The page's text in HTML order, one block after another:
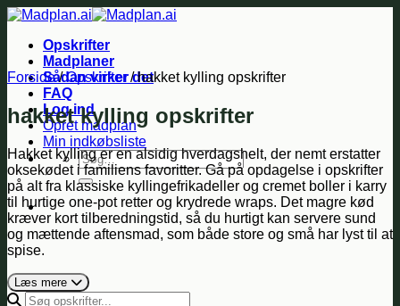
Fortsæt
indholdOpskrifter
Madplaner
Sådan virker det
FAQ
Log ind
Opret madplan
Min indkøbsliste
Søg
efter:
Forside/Opskrifter/hakket kylling opskrifter
hakket kylling opskrifter
Hakket kylling er en alsidig hverdagshelt, der nemt erstatter
oksekødet i familiens favoritter. Gå på opdagelse i opskrifter
på alt fra klassiske kyllingefrikadeller og cremet boller i karry
til hurtige one-pot retter og krydrede wraps. Det magre kød
kræver kort tilberedningstid, så du hurtigt kan servere sund
og mættende aftensmad, som både store og små har lyst til at
spise.
Læs mere